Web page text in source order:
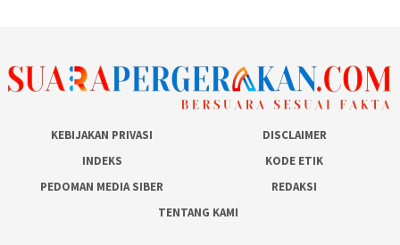
KEBIJAKAN PRIVASI
DISCLAIMER
INDEKS
KODE ETIK
PEDOMAN MEDIA SIBER
REDAKSI
TENTANG KAMI